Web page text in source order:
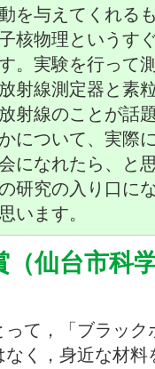
を与えてくれる
核物理というす
。実験を行って
射線測定器と素
射線のことが話
について、実際
になれたら、と
研究の入り口に
います。
（仙台市科
て，「ブラッ
く，身近な材